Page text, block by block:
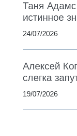
Таня
истинное
24/07/2026
Алексей
слегка
19/07/2026